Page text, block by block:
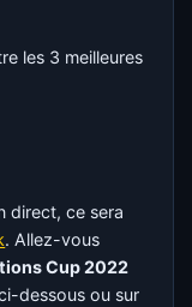
les 3 meilleures
direct, ce sera
. Allez-vous
Cup 2022
dessous ou sur